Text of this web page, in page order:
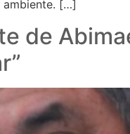
ambiente. […]
de